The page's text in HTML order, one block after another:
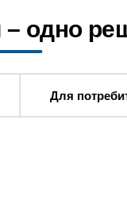
одно
Для